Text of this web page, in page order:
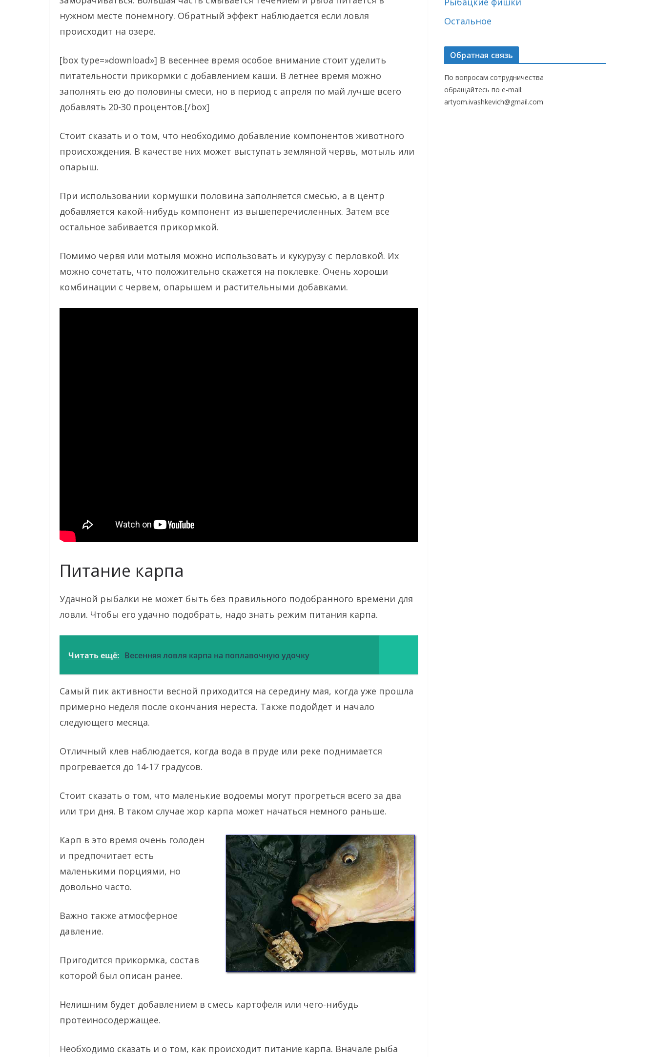
нужном месте понемногу. Обратный эффект наблюдается если ловля
происходит на озере.
[box type=»download»] В весеннее время особое внимание стоит уделить
питательности прикормки с добавлением каши. В летнее время можно
заполнять ею до половины смеси, но в период с апреля по май лучше всего
добавлять 20-30 процентов.[/box]
Стоит сказать и о том, что необходимо добавление компонентов животного
происхождения. В качестве них может выступать земляной червь, мотыль или
опарыш.
При использовании кормушки половина заполняется смесью, а в центр
добавляется какой-нибудь компонент из вышеперечисленных. Затем все
остальное забивается прикормкой.
Помимо червя или мотыля можно использовать и кукурузу с перловкой. Их
можно сочетать, что положительно скажется на поклевке. Очень хороши
комбинации с червем, опарышем и растительными добавками.
Питание карпа
Удачной рыбалки не может быть без правильного подобранного времени для
ловли. Чтобы его удачно подобрать, надо знать режим питания карпа.
Читать ещё: Весенняя ловля карпа на поплавочную удочку
Самый пик активности весной приходится на середину мая, когда уже прошла
примерно неделя после окончания нереста. Также подойдет и начало
следующего месяца.
Отличный клев наблюдается, когда вода в пруде или реке поднимается
прогревается до 14-17 градусов.
Стоит сказать о том, что маленькие водоемы могут прогреться всего за два
или три дня. В таком случае жор карпа может начаться немного раньше.
Карп в это время очень голоден
и предпочитает есть
маленькими порциями, но
довольно часто.
Важно также атмосферное
давление.
Пригодится прикормка, состав
которой был описан ранее.
Нелишним будет добавлением в смесь картофеля или чего-нибудь
протеиносодержащее.
Необходимо сказать и о том, как происходит питание карпа. Вначале рыба
Остальное
Обратная связь
По вопросам сотрудничества
обращайтесь по e-mail:
artyom.ivashkevich@gmail.com